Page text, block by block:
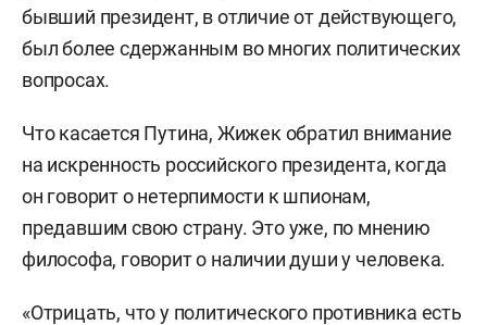
бывший президент, в отличие от действующего,
был более сдержанным во многих политических
вопросах.
Что касается Путина, Жижек обратил внимание
на искренность российского президента, когда
он говорит о нетерпимости к шпионам,
предавшим свою страну. Это уже, по мнению
философа, говорит о наличии души у человека.
«Отрицать, что у политического противника есть